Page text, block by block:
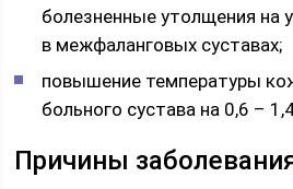
болезненные утолщения на
в межфаланговых суставах;
повышение температуры
больного сустава на 0,6 –
Причины